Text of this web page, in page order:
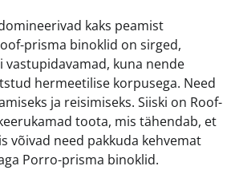
kaks peamist
prisma binoklid on sirged,
vastupidavamad, kuna nende
hermeetilise korpusega. Need
ja reisimiseks. Siiski on Roof-
toota, mis tähendab, et
võivad need pakkuda kehvemat
Porro-prisma binoklid.